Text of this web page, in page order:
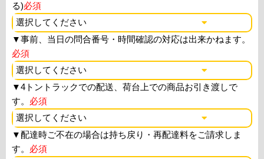
る)必須
▼事前、当日の問合番号・時間確認の対応は出来かねます。
必須
▼4トントラックでの配送、荷台上での商品お引き渡しで
す。 必須
▼配達時ご不在の場合は持ち戻り・再配達料をご請求しま
す。 必須